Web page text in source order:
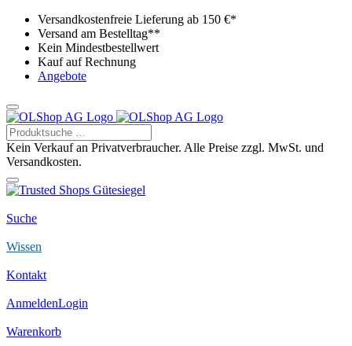
Versandkostenfreie Lieferung ab 150 €*
Versand am Bestelltag**
Kein Mindestbestellwert
Kauf auf Rechnung
Angebote
Kein Verkauf an Privatverbraucher. Alle Preise zzgl. MwSt. und
Versandkosten.
Suche
Wissen
Kontakt
AnmeldenLogin
Warenkorb